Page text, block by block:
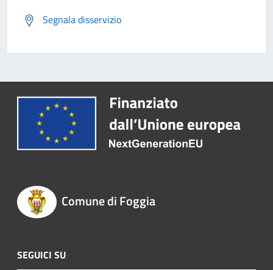
Segnala disservizio
Comune di Foggia
SEGUICI SU